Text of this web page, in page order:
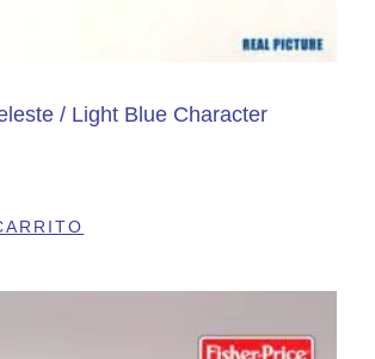
/ Light Blue Character